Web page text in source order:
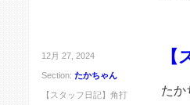
12月 27, 2024
Section: たかちゃん
【スタッフ日記】角打
たか